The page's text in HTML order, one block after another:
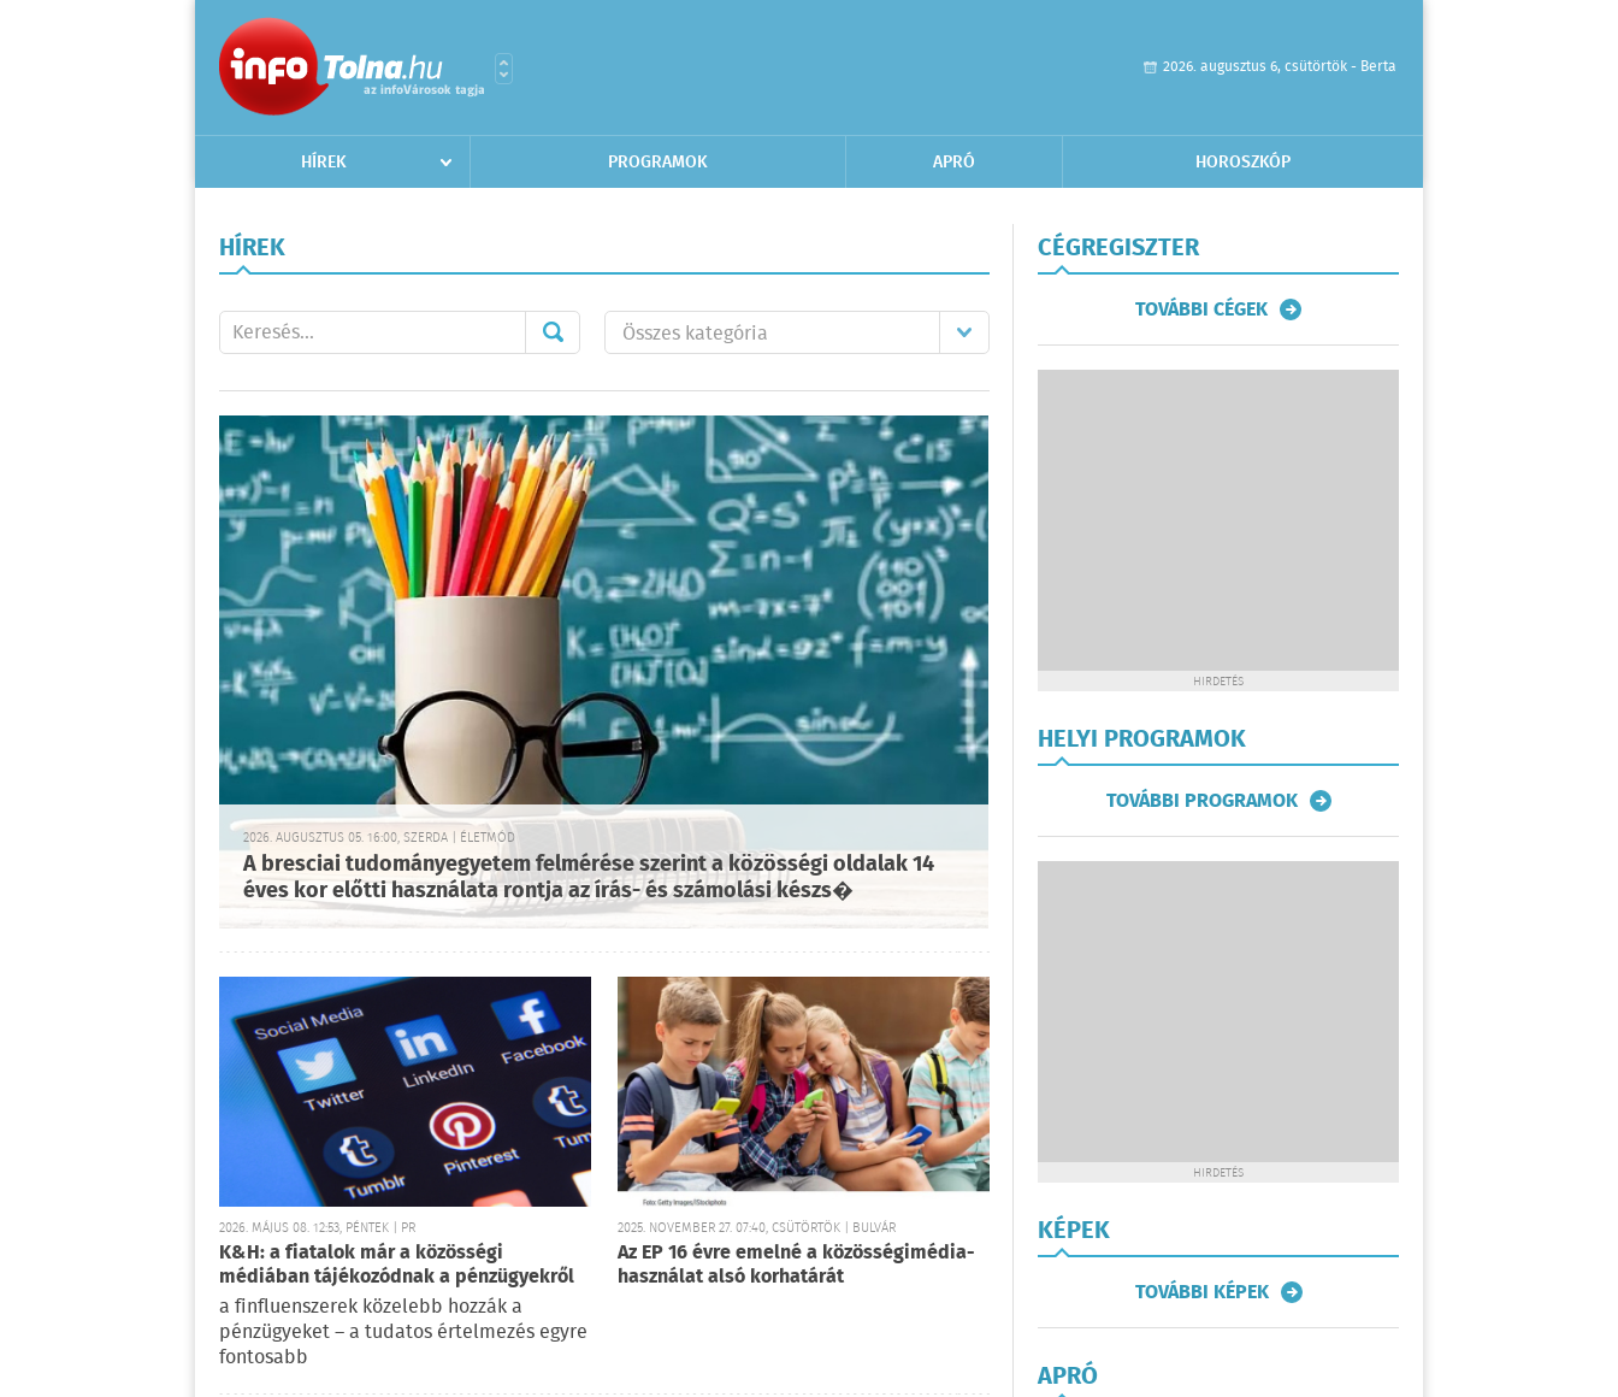
2026. augusztus 6, csütörtök - Berta
HÍREK PROGRAMOK APRÓ HOROSZKÓP
HÍREK
2026. AUGUSZTUS 05. 16:00, SZERDA | ÉLETMÓD
A bresciai tudományegyetem felmérése szerint a közösségi oldalak 14
éves kor előtti használata rontja az írás- és számolási készs�
2026. MÁJUS 08. 12:53, PÉNTEK | PR
K&H: a fiatalok már a közösségi
médiában tájékozódnak a pénzügyekről
a finfluenszerek közelebb hozzák a
pénzügyeket – a tudatos értelmezés egyre
fontosabb
2025. NOVEMBER 27. 07:40, CSÜTÖRTÖK | BULVÁR
Az EP 16 évre emelné a közösségimédia-
használat alsó korhatárát
CÉGREGISZTER
TOVÁBBI CÉGEK
HIRDETÉS
HELYI PROGRAMOK
TOVÁBBI PROGRAMOK
HIRDETÉS
KÉPEK
TOVÁBBI KÉPEK
APRÓ